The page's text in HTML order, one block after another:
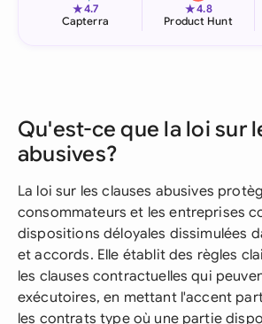
★4.7
Capterra
★4.8
Product Hunt
Qu'est-ce que la loi sur
abusives?
La loi sur les clauses abusives
consommateurs et les entreprises
dispositions déloyales dissimulées
et accords. Elle établit des règles
les clauses contractuelles qui
exécutoires, en mettant l'accent
les contrats type où une partie